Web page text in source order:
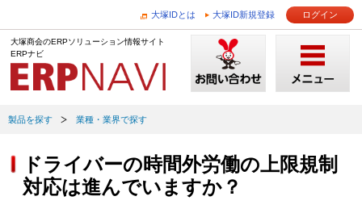
大塚IDとは 大塚ID新規登録 ログイン
大塚商会のERPソリューション情報サイト
ERPナビ
製品を探す 業種・業界で探す
ドライバーの時間外労働の上限規制
対応は進んでいますか？